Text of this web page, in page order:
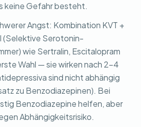
keine Gefahr besteht.
Angst: Kombination KVT +
(Selektive Serotonin-
wie Sertralin, Escitalopram
Wahl — sie wirken nach 2-4
sind nicht abhängig
zu Benzodiazepinen). Bei
Benzodiazepine helfen, aber
Abhängigkeitsrisiko.